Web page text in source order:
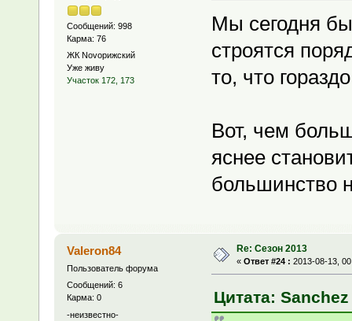
Сообщений: 998
Карма: 76
ЖК Novoрижский
Уже живу
Участок 172, 173
Мы сегодня
строятся
то, что
Вот, чем
яснее
большинство
Valeron84
Пользователь форума
Сообщений: 6
Карма: 0
-неизвестно-
Re: Сезон 2013
« Ответ #24 : 2013-08-13,
Цитата: